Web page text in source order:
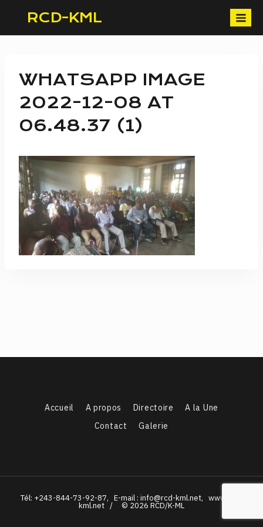
RCD-KML
WHATSAPP IMAGE
2022-12-08 AT
06.48.37 (1)
Accueil A propos Directoire
A la Une
Contact
Galerie
Tél: +243-844-73-92-87, E-mail : info@rcd-kml.net, www.rcd-
kml.net / © 2026 RCD/K-ML